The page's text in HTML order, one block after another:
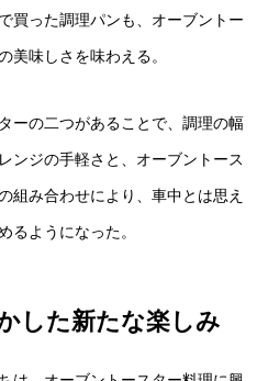
買った調理パンも、オーブントー
美味しさを味わえる。
ーの二つがあることで、調理の幅
ンジの手軽さと、オーブントース
組み合わせにより、車中とは思え
るようになった。
した新たな楽しみ